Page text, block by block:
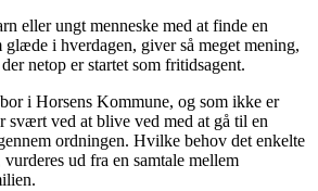
eller ungt menneske med at finde en
glæde i hverdagen, giver så meget mening,
netop er startet som fritidsagent.
i Horsens Kommune, og som ikke er
svært ved at blive ved med at gå til en
ordningen. Hvilke behov det enkelte
ud fra en samtale mellem